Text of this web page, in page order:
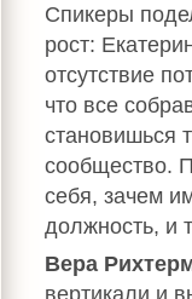
Спикеры
рост:
отсутствие
что все
становишься
сообщество.
себя, зачем
должность, и
Вера
вертикали и